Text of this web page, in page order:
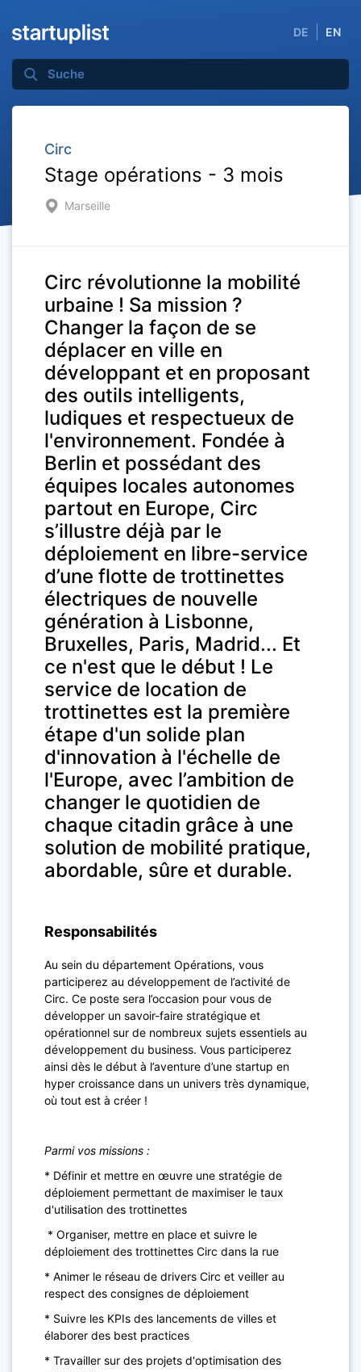
DE EN
Circ
Stage opérations - 3 mois
Marseille
Circ révolutionne la mobilité
urbaine ! Sa mission ?
Changer la façon de se
déplacer en ville en
développant et en proposant
des outils intelligents,
ludiques et respectueux de
l'environnement. Fondée à
Berlin et possédant des
équipes locales autonomes
partout en Europe, Circ
s’illustre déjà par le
déploiement en libre-service
d’une flotte de trottinettes
électriques de nouvelle
génération à Lisbonne,
Bruxelles, Paris, Madrid... Et
ce n'est que le début ! Le
service de location de
trottinettes est la première
étape d'un solide plan
d'innovation à l'échelle de
l'Europe, avec l’ambition de
changer le quotidien de
chaque citadin grâce à une
solution de mobilité pratique,
abordable, sûre et durable.
Responsabilités
Au sein du département Opérations, vous
participerez au développement de l’activité de
Circ. Ce poste sera l’occasion pour vous de
développer un savoir-faire stratégique et
opérationnel sur de nombreux sujets essentiels au
développement du business. Vous participerez
ainsi dès le début à l’aventure d’une startup en
hyper croissance dans un univers très dynamique,
où tout est à créer !
Parmi vos missions :
* Définir et mettre en œuvre une stratégie de
déploiement permettant de maximiser le taux
d'utilisation des trottinettes
* Organiser, mettre en place et suivre le
déploiement des trottinettes Circ dans la rue
* Animer le réseau de drivers Circ et veiller au
respect des consignes de déploiement
* Suivre les KPIs des lancements de villes et
élaborer des best practices
* Travailler sur des projets d'optimisation des